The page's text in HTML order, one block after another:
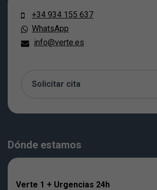
+34 934 155 637
WhatsApp
info@verte.es
Solicitar cita
Dónde estamos
Verte 1 + Urgencias 24h